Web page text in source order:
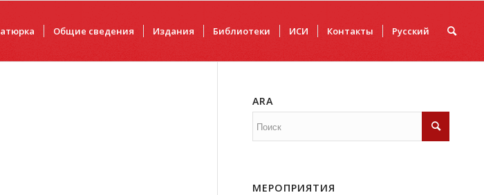
Общие сведения Издания Библиотеки ИCИ Контакты Русский
ARA
МЕРОПРИЯТИЯ